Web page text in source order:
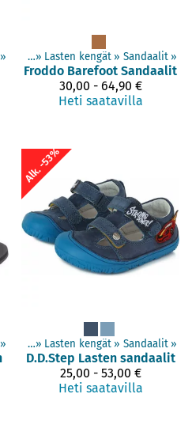
‪» ‪» Lasten kengät ‪» Sandaalit ‪»
Froddo Barefoot Sandaalit
30,00 - 64,90 €
Heti saatavilla
‪»
Alk. -53%
‪» Lasten kengät ‪» Sandaalit ‪»
D.D.Step Lasten sandaalit
25,00 - 53,00 €
Heti saatavilla